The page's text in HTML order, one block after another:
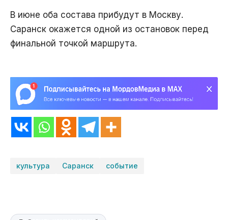
В июне оба состава прибудут в Москву.
Саранск окажется одной из остановок перед
финальной точкой маршрута.
культура Саранск событие